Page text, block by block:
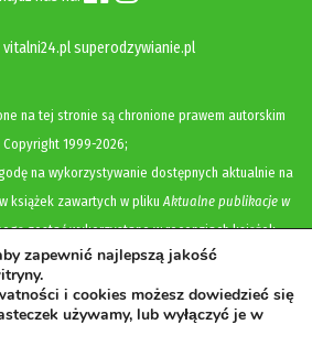
vitalni24.pl superodzywianie.pl
na tej stronie są chronione prawem autorskim
Copyright1999-2026;
na wykorzystywanie dostępnych aktualnie na
książek zawartych w plikuAktualne publikacje w
zostać wykorzystane w recenzjach książek,
(OPAC) oraz materiałach promujących
Usunięcie materiału z ww. strony internetowej,
jest z cofnięciem udzielonej zgody.
zapewnić najlepszą jakość
i cookies możesz dowiedzieć się
używamy, lub wyłączyć je w